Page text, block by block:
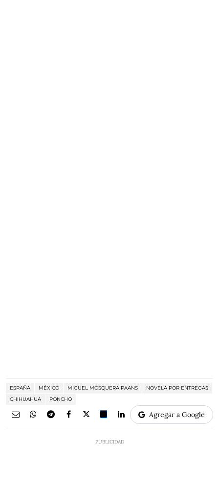
ESPAÑA MÉXICO MIGUEL MOSQUERA PAANS
NOVELA POR ENTREGAS
CHIHUAHUA
PONCHO
Agregar a Google